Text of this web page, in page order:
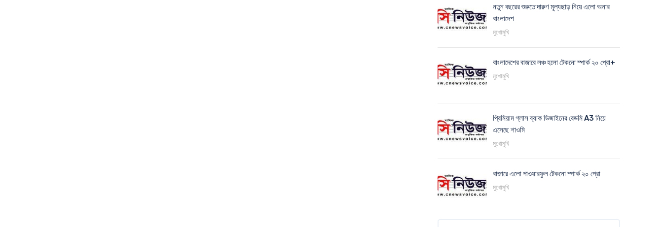
নতুন বছরের শুরুতে দারুণ মূল্যছাড় নিয়ে এলো অনার
বাংলাদেশ
মুখোমুখি
বাংলাদেশের বাজারে লঞ্চ হলো টেকনো স্পার্ক ২০ প্রো+
মুখোমুখি
প্রিমিয়াম গ্লাস ব্যাক ডিজাইনের রেডমি A3 নিয়ে
এসেছে শাওমি
মুখোমুখি
বাজারে এলো পাওয়ারফুল টেকনো স্পার্ক ২০ প্রো
মুখোমুখি